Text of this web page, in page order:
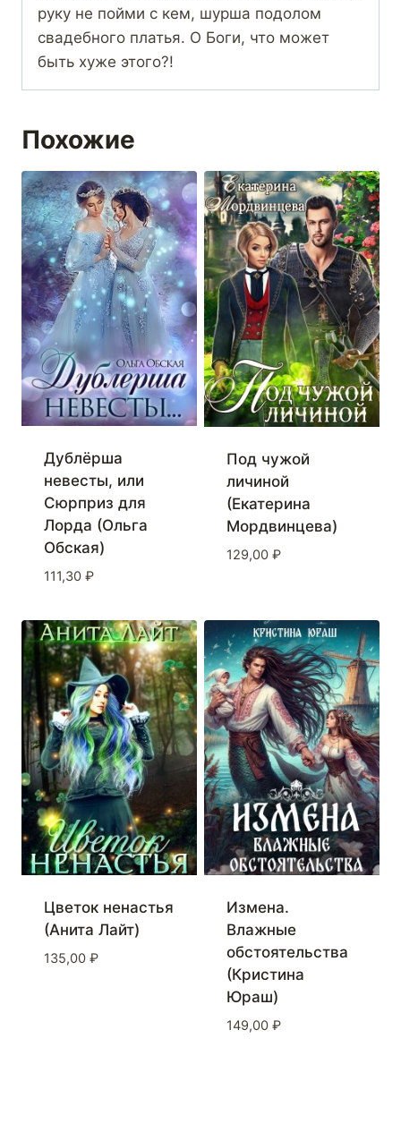
руку не пойми с кем, шурша подолом
свадебного платья. О Боги, что может
быть хуже этого?!
Похожие
Дублёрша
невесты, или
Сюрприз для
Лорда (Ольга
Обская)
111,30 ₽
Под чужой
личиной
(Екатерина
Мордвинцева)
129,00 ₽
Цветок ненастья
(Анита Лайт)
135,00 ₽
Измена.
Влажные
обстоятельства
(Кристина
Юраш)
149,00 ₽